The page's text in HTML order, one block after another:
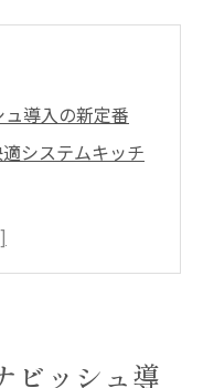
導入の新定番
システムキッチ
なキッチン空間
ビッシュの効果
ビッシュ導